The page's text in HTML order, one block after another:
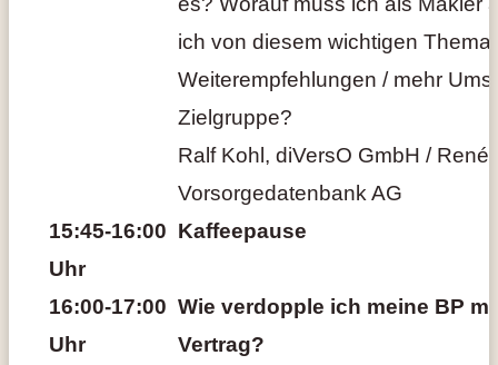
ich von diesem wichtigen Thema
Weiterempfehlungen / mehr
Zielgruppe?
Ralf Kohl, diVersO GmbH /
Vorsorgedatenbank AG
15:45-16:00
Uhr
Kaffeepause
16:00-17:00
Uhr
Wie verdopple ich meine BP
Vertrag?